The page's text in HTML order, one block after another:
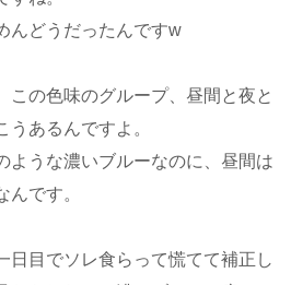
んどうだったんですw
この色味のグループ、昼間と夜と
うあるんですよ。
ような濃いブルーなのに、昼間は
んです。
日目でソレ食らって慌てて補正し